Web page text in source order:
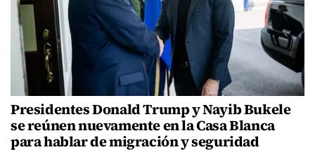
Presidentes Donald Trump y Nayib Bukele
se reúnen nuevamente en la Casa Blanca
para hablar de migración y seguridad